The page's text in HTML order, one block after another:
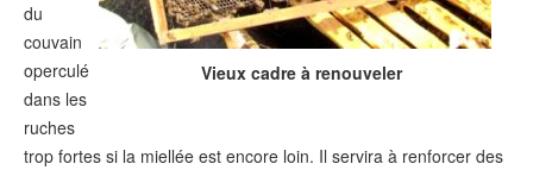
Vieux cadre à renouveler
du
couvain
operculé
dans les
ruches
trop fortes si la miellée est encore loin. Il servira à renforcer des